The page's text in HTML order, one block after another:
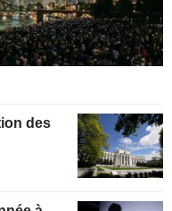
des